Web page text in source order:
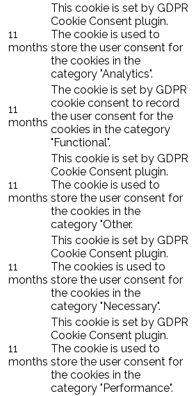
11
months
This cookie is set by GDPR
Cookie Consent plugin.
The cookie is used to
store the user consent for
the cookies in the
category "Analytics".
11
months
The cookie is set by GDPR
cookie consent to record
the user consent for the
cookies in the category
"Functional".
11
months
This cookie is set by GDPR
Cookie Consent plugin.
The cookie is used to
store the user consent for
the cookies in the
category "Other.
11
months
This cookie is set by GDPR
Cookie Consent plugin.
The cookies is used to
store the user consent for
the cookies in the
category "Necessary".
11
months
This cookie is set by GDPR
Cookie Consent plugin.
The cookie is used to
store the user consent for
the cookies in the
category "Performance".